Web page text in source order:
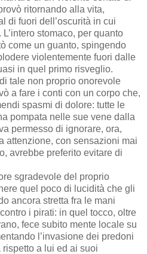
ritornando alla vita,
di fuori dell’oscurità in cui
stomaco, per quanto
come un guanto, spingendo
violentemente fuori dalle
in quel primo risveglio.
tale non proprio onorevole
a fare i conti con un corpo che,
spasmi di dolore: tutte le
pompata nelle sue vene dalla
permesso di ignorare, ora,
attenzione, con sensazioni mai
avrebbe preferito evitare di
sgradevole del proprio
quel poco di lucidità che gli
ancora stretta fra le mani
i pirati: in quel tocco, oltre
fece subito mente locale su
l’invasione dei predoni
a lui ed ai suoi